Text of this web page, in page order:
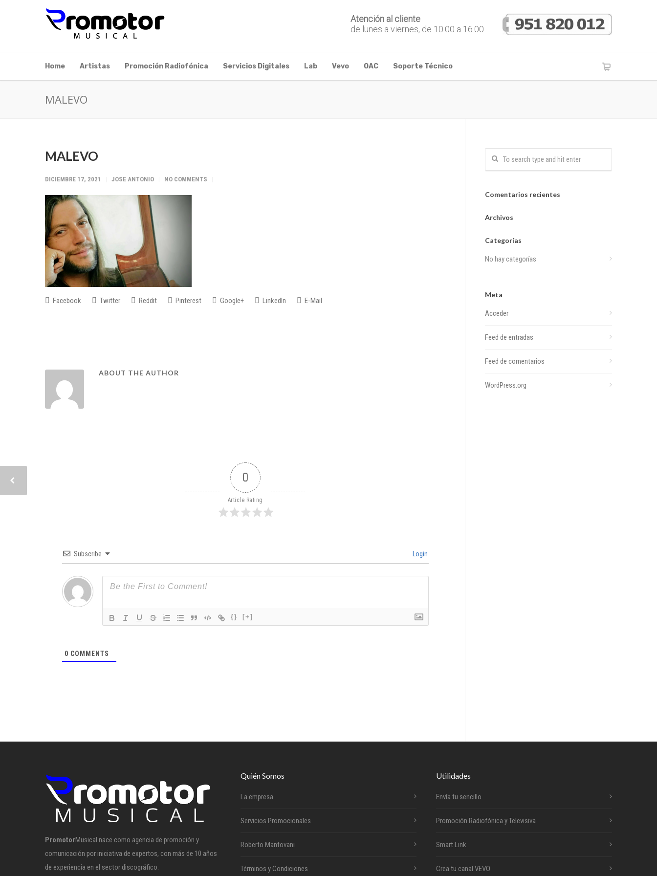
Atención al cliente
de lunes a viernes, de 10.00 a 16.00
Home Artistas Promoción Radiofónica Servicios Digitales Lab Vevo OAC Soporte Técnico
MALEVO
MALEVO
DICIEMBRE 17, 2021 JOSE ANTONIO NO COMMENTS
Facebook Twitter Reddit Pinterest Google+ LinkedIn E-Mail
ABOUT THE AUTHOR
0
Article Rating
Subscribe Login
{} [+]
0 COMMENTS
Comentarios recientes
Archivos
Categorías
No hay categorías
Meta
Acceder
Feed de entradas
Feed de comentarios
WordPress.org
PromotorMusical nace como agencia de promoción y
comunicación por iniciativa de expertos, con más de 10 años
de experiencia en el sector discográfico.
Quién Somos
La empresa
Servicios Promocionales
Roberto Mantovani
Términos y Condiciones
Utilidades
Envía tu sencillo
Promoción Radiofónica y Televisiva
Smart Link
Crea tu canal VEVO